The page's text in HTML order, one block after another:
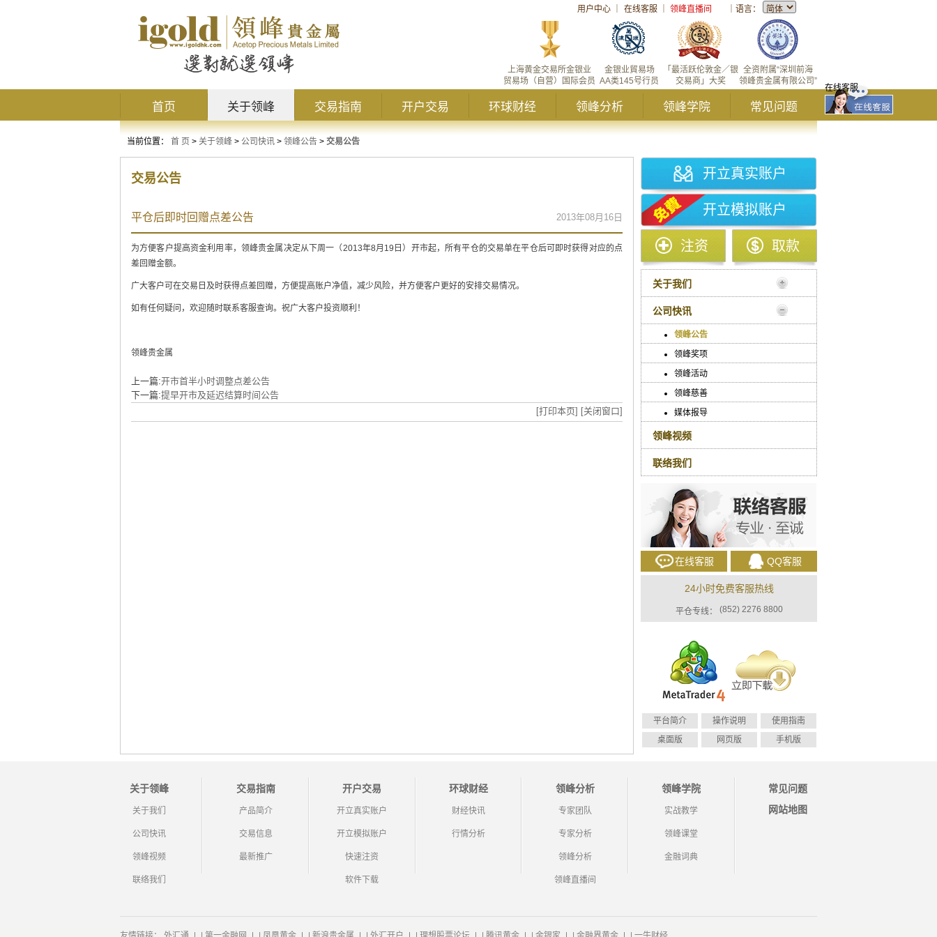
用户中心 在线客服 领峰直播间 语言：
全资附属“深圳前海
领峰贵金属有限公司”
「最活跃伦敦金／银
交易商」大奖
金银业貿易场
AA类145号行员
上海黄金交易所金银业
贸易场（自营）国际会员
首页 关于领峰 交易指南 开户交易 环球财经 领峰分析 领峰学院 常见问题
在线客服
当前位置： 首 页 > 关于领峰 > 公司快讯 > 领峰公告 > 交易公告
交易公告
平仓后即时回赠点差公告 2013年08月16日
为方便客户提高资金利用率，领峰贵金属决定从下周一（2013年8月19日）开市起，所有平仓的交易单在平仓后可即时获得对应的点
差回赠金额。
广大客户可在交易日及时获得点差回赠，方便提高账户净值，减少风险，并方便客户更好的安排交易情况。
如有任何疑问，欢迎随时联系客服查询。祝广大客户投资顺利！
领峰贵金属
上一篇:开市首半小时调整点差公告
下一篇:提早开市及延迟结算时间公告
[打印本页] [关闭窗口]
开立真实账户
开立模拟账户
注资 取款
关于我们
公司快讯
领峰公告
领峰奖项
领峰活动
领峰慈善
媒体报导
领峰视频
联络我们
在线客服 QQ客服
24小时免费客服热线
平仓专线： (852) 2276 8800
平台简介 操作说明
使用指南
桌面版
网页版 手机版
关于领峰
关于我们
公司快讯
领峰视频
联络我们
交易指南
产品简介
交易信息
最新推广
开户交易
开立真实账户
开立模拟账户
快速注资
软件下载
环球财经
财经快讯
行情分析
领峰分析
专家团队
专家分析
领峰分析
领峰直播间
领峰学院
实战教学
领峰课堂
金融词典
常见问题
网站地图